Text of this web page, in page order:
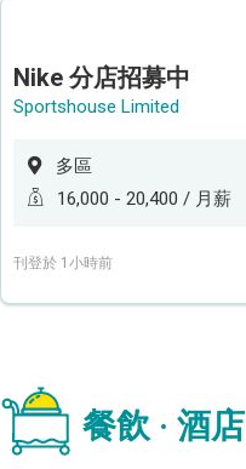
Nike 分店招募中
Sportshouse Limited
多區
16,000 - 20,400 / 月薪
刊登於 1小時前
餐飲 · 酒店